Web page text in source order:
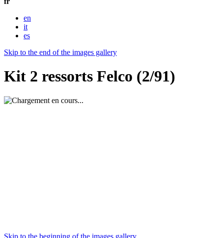
en
it
es
Skip to the end of the images gallery
Kit 2 ressorts Felco (2/91)
Skip to the beginning of the images gallery